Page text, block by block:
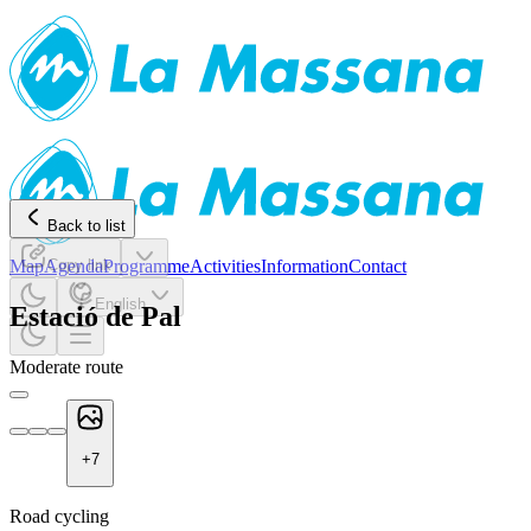
MapAgendaProgrammeActivitiesInformationContact
English
Back to list
Copy link
Estació de Pal
Moderate route
+7
Road cycling